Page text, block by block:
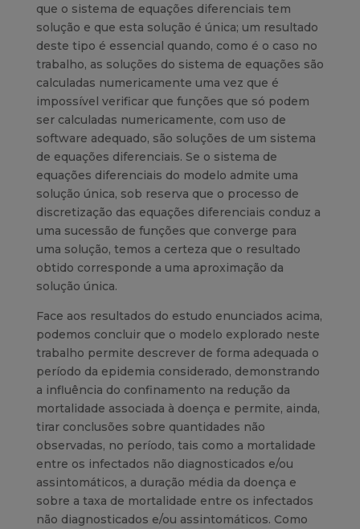
que o sistema de equações diferenciais tem
solução e que esta solução é única; um resultado
deste tipo é essencial quando, como é o caso no
trabalho, as soluções do sistema de equações são
calculadas numericamente uma vez que é
impossível verificar que funções que só podem
ser calculadas numericamente, com uso de
software adequado, são soluções de um sistema
de equações diferenciais. Se o sistema de
equações diferenciais do modelo admite uma
solução única, sob reserva que o processo de
discretização das equações diferenciais conduz a
uma sucessão de funções que converge para
uma solução, temos a certeza que o resultado
obtido corresponde a uma aproximação da
solução única.
Face aos resultados do estudo enunciados acima,
podemos concluir que o modelo explorado neste
trabalho permite descrever de forma adequada o
período da epidemia considerado, demonstrando
a influência do confinamento na redução da
mortalidade associada à doença e permite, ainda,
tirar conclusões sobre quantidades não
observadas, no período, tais como a mortalidade
entre os infectados não diagnosticados e/ou
assintomáticos, a duração média da doença e
sobre a taxa de mortalidade entre os infectados
não diagnosticados e/ou assintomáticos. Como